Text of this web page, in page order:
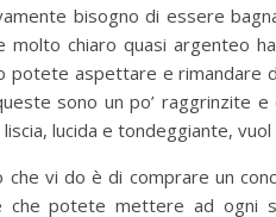
bisogno di essere
molto chiaro quasi argenteo
potete aspettare e rimandare
sono un po’ raggrinzite
lucida e tondeggiante,
che vi do è di comprare un
che potete mettere ad ogni